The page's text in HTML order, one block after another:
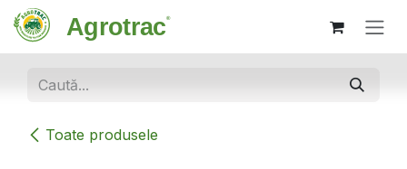
Sari la conținut
Toate produsele